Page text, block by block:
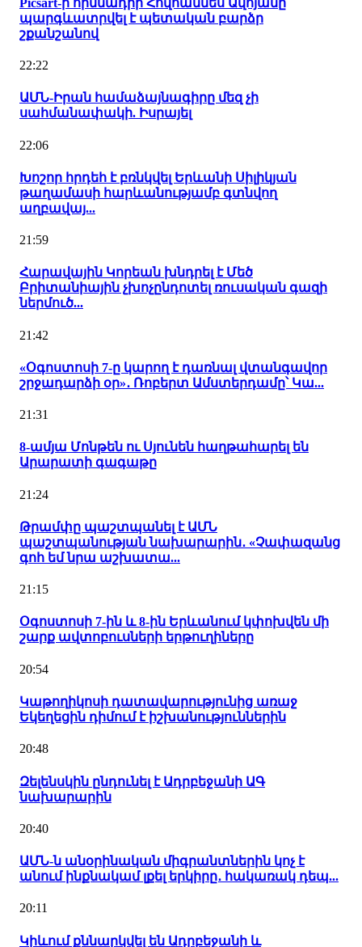
պարգևատրվել է պետական բարձր
շքանշանով
22:22
ԱՄՆ-Իրան համաձայնագիրը մեզ չի
սահմանափակի. Իսրայել
22:06
Խոշոր հրդեհ է բռնկվել Երևանի Սիլիկյան
թաղամասի հարևանությամբ գտնվող
աղբավայ...
21:59
Հարավային Կորեան խնդրել է Մեծ
Բրիտանիային չխոչընդոտել ռուսական գազի
ներմուծ...
21:42
«Օգոստոսի 7-ը կարող է դառնալ վտանգավոր
շրջադարձի օր»․ Ռոբերտ Ամստերդամը՝ Կա...
21:31
8-ամյա Մոնթեն ու Սյունեն հաղթահարել են
Արարատի գագաթը
21:24
Թրամփը պաշտպանել է ԱՄՆ
պաշտպանության նախարարին․ «Չափազանց
գոհ եմ նրա աշխատա...
21:15
Օգոստոսի 7-ին և 8-ին Երևանում կփոխվեն մի
շարք ավտոբուսների երթուղիները
20:54
Կաթողիկոսի դատավարությունից առաջ
Եկեղեցին դիմում է իշխանություններին
20:48
Զելենսկին ընդունել է Ադրբեջանի ԱԳ
նախարարին
20:40
ԱՄՆ-ն անօրինական միգրանտներին կոչ է
անում ինքնակամ լքել երկիրը․ հակառակ դեպ...
20:11
Կիևում քննարկվել են Ադրբեջանի և